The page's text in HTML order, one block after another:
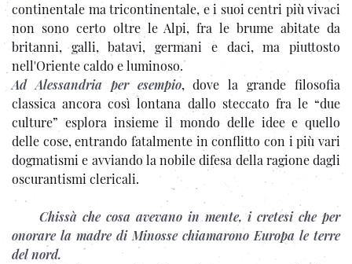
continentale ma tricontinentale, e i suoi centri più vivaci
non sono certo oltre le Alpi, fra le brume abitate da
britanni, galli, batavi, germani e daci, ma piuttosto
nell'Oriente caldo e luminoso.
Ad Alessandria per esempio, dove la grande filosofia
classica ancora così lontana dallo steccato fra le “due
culture” esplora insieme il mondo delle idee e quello
delle cose, entrando fatalmente in conflitto con i più vari
dogmatismi e avviando la nobile difesa della ragione dagli
oscurantismi clericali.
Chissà che cosa avevano in mente, i cretesi che per
onorare la madre di Minosse chiamarono Europa le terre
del nord.